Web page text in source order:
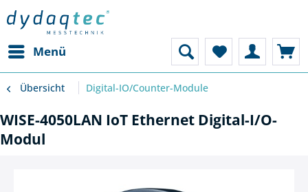
Menü
Übersicht Digital-IO/Counter-Module
WISE-4050LAN IoT Ethernet Digital-I/O-
Modul